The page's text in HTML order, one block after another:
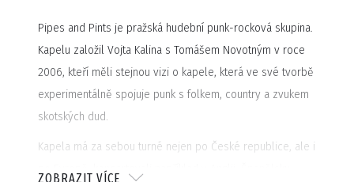
Pipes and Pints je pražská hudební punk-rocková skupina.
Kapelu založil Vojta Kalina s Tomášem Novotným v roce
2006, kteří měli stejnou vizi o kapele, která ve své tvorbě
experimentálně spojuje punk s folkem, country a zvukem
skotských dud.
Kapela má za sebou turné nejen po České republice, ale i
po Evropě, koncertovali například v Anglii, Španělsku,
ZOBRAZIT VÍCE